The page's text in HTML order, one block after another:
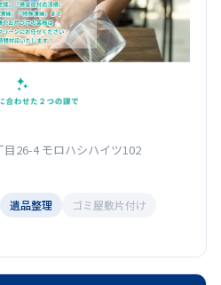
26-4 モロハシハイツ102
遺品整理
ゴミ屋敷片付け